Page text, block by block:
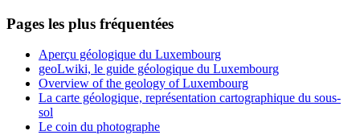
Pages les plus fréquentées
Aperçu géologique du Luxembourg
geoLwiki, le guide géologique du Luxembourg
Overview of the geology of Luxembourg
La carte géologique, représentation cartographique du sous-
sol
Le coin du photographe